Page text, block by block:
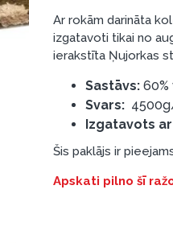
Ar rokām darināta
izgatavoti tikai no
ierakstīta Ņujorkas
Sastāvs: 60%
Svars:
Izgatavots
Šis paklājs ir
Apskati pilno šī